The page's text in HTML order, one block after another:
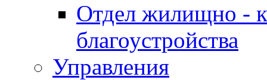
Отдел жилищно -
благоустройства
Управления